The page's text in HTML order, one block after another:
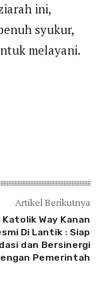
ini,
syukur,
melayani.
Artikel Berikutnya
Way Kanan
Di Lantik : Siap
dan Bersinergi
Pemerintah